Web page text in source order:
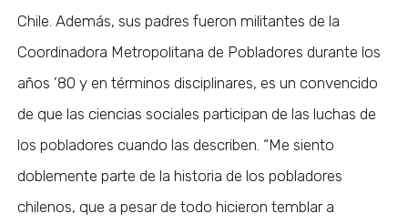
Chile. Además, sus padres fueron militantes de la
Coordinadora Metropolitana de Pobladores durante los
años ’80 y en términos disciplinares, es un convencido
de que las ciencias sociales participan de las luchas de
los pobladores cuando las describen. “Me siento
doblemente parte de la historia de los pobladores
chilenos, que a pesar de todo hicieron temblar a